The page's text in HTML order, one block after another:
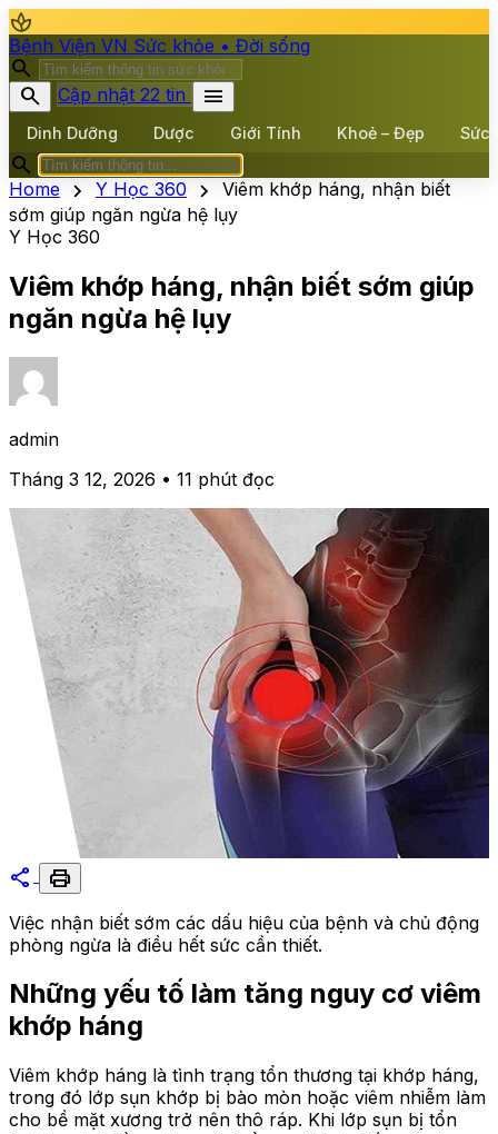
spa
Bệnh Viện VN Sức khỏe • Đời sống
search
search
Cập nhật 22 tin menu
Dinh Dưỡng Dược Giới Tính Khoẻ – Đẹp Sức
search
Home chevron_right Y Học 360 chevron_right
Viêm khớp háng, nhận biết
sớm giúp ngăn ngừa hệ lụy
Y Học 360
Viêm khớp háng, nhận biết sớm giúp
ngăn ngừa hệ lụy
admin
Tháng 3 12, 2026 • 11 phút đọc
share print
Việc nhận biết sớm các dấu hiệu của bệnh và chủ động
phòng ngừa là điều hết sức cần thiết.
Những yếu tố làm tăng nguy cơ viêm
khớp háng
Viêm khớp háng là tình trạng tổn thương tại khớp háng,
trong đó lớp sụn khớp bị bào mòn hoặc viêm nhiễm làm
cho bề mặt xương trở nên thô ráp. Khi lớp sụn bị tổn